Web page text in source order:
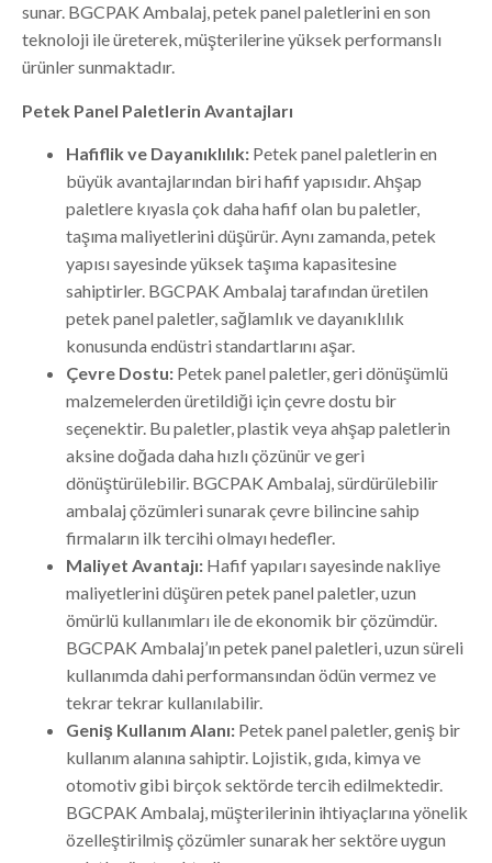
sunar. BGCPAK Ambalaj, petek panel paletlerini en son
teknoloji ile üreterek, müşterilerine yüksek performanslı
ürünler sunmaktadır.
Petek Panel Paletlerin Avantajları
Hafiflik ve Dayanıklılık: Petek panel paletlerin en
büyük avantajlarından biri hafif yapısıdır. Ahşap
paletlere kıyasla çok daha hafif olan bu paletler,
taşıma maliyetlerini düşürür. Aynı zamanda, petek
yapısı sayesinde yüksek taşıma kapasitesine
sahiptirler. BGCPAK Ambalaj tarafından üretilen
petek panel paletler, sağlamlık ve dayanıklılık
konusunda endüstri standartlarını aşar.
Çevre Dostu: Petek panel paletler, geri dönüşümlü
malzemelerden üretildiği için çevre dostu bir
seçenektir. Bu paletler, plastik veya ahşap paletlerin
aksine doğada daha hızlı çözünür ve geri
dönüştürülebilir. BGCPAK Ambalaj, sürdürülebilir
ambalaj çözümleri sunarak çevre bilincine sahip
firmaların ilk tercihi olmayı hedefler.
Maliyet Avantajı: Hafif yapıları sayesinde nakliye
maliyetlerini düşüren petek panel paletler, uzun
ömürlü kullanımları ile de ekonomik bir çözümdür.
BGCPAK Ambalaj’ın petek panel paletleri, uzun süreli
kullanımda dahi performansından ödün vermez ve
tekrar tekrar kullanılabilir.
Geniş Kullanım Alanı: Petek panel paletler, geniş bir
kullanım alanına sahiptir. Lojistik, gıda, kimya ve
otomotiv gibi birçok sektörde tercih edilmektedir.
BGCPAK Ambalaj, müşterilerinin ihtiyaçlarına yönelik
özelleştirilmiş çözümler sunarak her sektöre uygun